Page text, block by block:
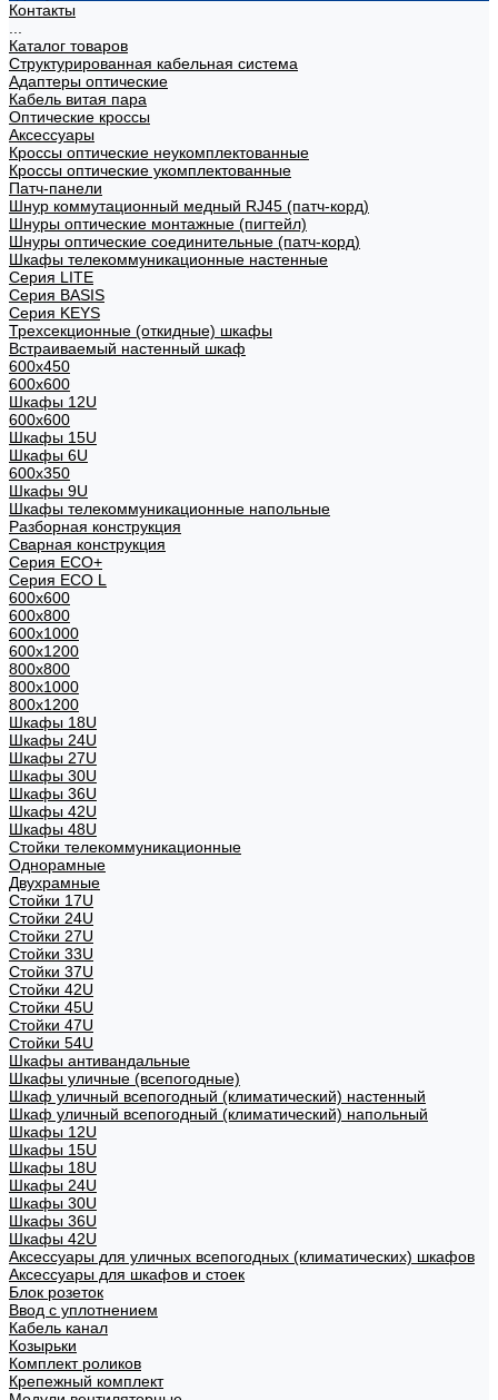
Контакты
Каталог товаров
Структурированная кабельная система
Адаптеры оптические
Кабель витая пара
Оптические кроссы
Аксессуары
Кроссы оптические неукомплектованные
Кроссы оптические укомплектованные
Патч-панели
Шнур коммутационный медный RJ45 (патч-корд)
Шнуры оптические монтажные (пигтейл)
Шнуры оптические соединительные (патч-корд)
Шкафы телекоммуникационные настенные
Cерия LITE
Cерия BASIS
Cерия KEYS
Трехсекционные (откидные) шкафы
Встраиваемый настенный шкаф
600x450
600x600
Шкафы 12U
600x600
Шкафы 15U
Шкафы 6U
600x350
Шкафы 9U
Шкафы телекоммуникационные напольные
Разборная конструкция
Сварная конструкция
Серия ECO+
Серия ECO L
600x600
600x800
600х1000
600х1200
800x800
800х1000
800х1200
Шкафы 18U
Шкафы 24U
Шкафы 27U
Шкафы 30U
Шкафы 36U
Шкафы 42U
Шкафы 48U
Стойки телекоммуникационные
Однорамные
Двухрамные
Стойки 17U
Стойки 24U
Стойки 27U
Стойки 33U
Стойки 37U
Стойки 42U
Стойки 45U
Стойки 47U
Стойки 54U
Шкафы антивандальные
Шкафы уличные (всепогодные)
Шкаф уличный всепогодный (климатический) настенный
Шкаф уличный всепогодный (климатический) напольный
Шкафы 12U
Шкафы 15U
Шкафы 18U
Шкафы 24U
Шкафы 30U
Шкафы 36U
Шкафы 42U
Аксессуары для уличных всепогодных (климатических) шкафов
Аксессуары для шкафов и стоек
Блок розеток
Ввод с уплотнением
Кабель канал
Козырьки
Комплект роликов
Крепежный комплект